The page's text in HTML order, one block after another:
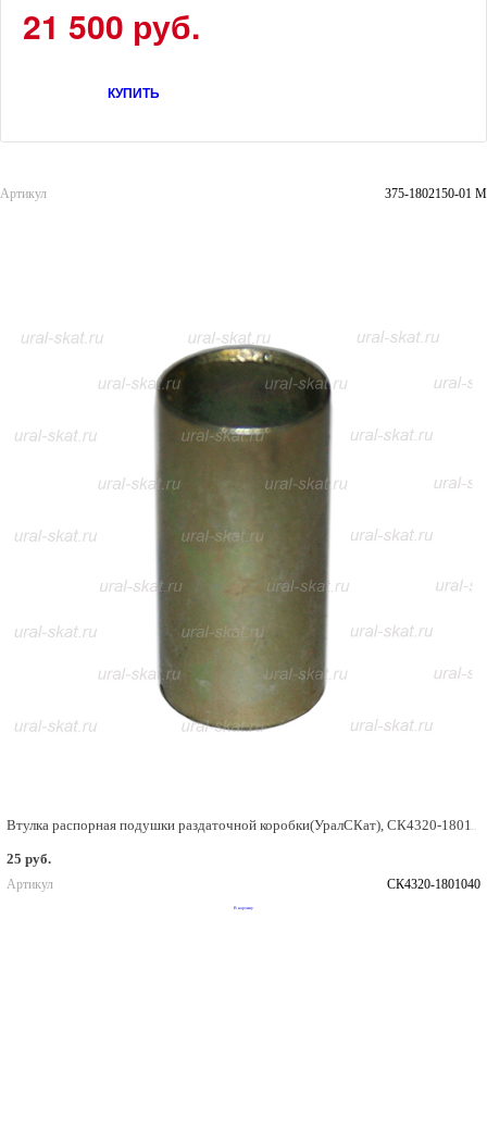
21 500 руб.
КУПИТЬ
Артикул 375-1802150-01 M
Втулка распорная подушки раздаточной коробки(УралСКат), СК4320-1801040
25 руб.
Артикул СК4320-1801040
В корзину